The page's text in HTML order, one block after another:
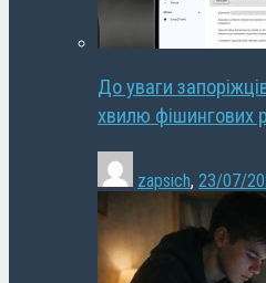
До уваги
хвилю фішингових
zapsich, 23/07/